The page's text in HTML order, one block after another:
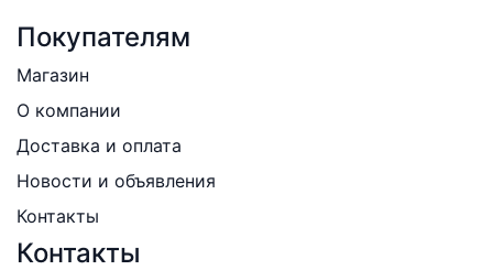
Покупателям
Магазин
О компании
Доставка и оплата
Новости и объявления
Контакты
Контакты